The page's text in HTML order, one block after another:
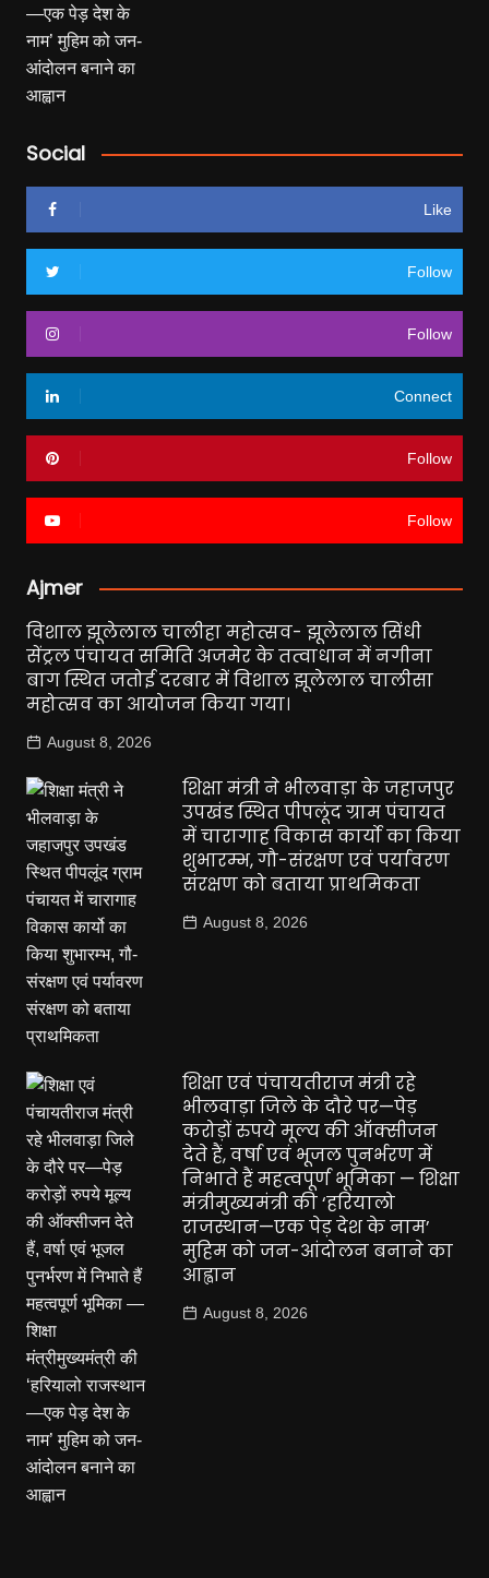
Social
Like
Follow
Follow
Connect
Follow
Follow
Ajmer
विशाल झूलेलाल चालीहा महोत्सव- झूलेलाल सिंधी
सेंट्रल पंचायत समिति अजमेर के तत्वाधान में नगीना
बाग स्थित जतोई दरबार में विशाल झूलेलाल चालीसा
महोत्सव का आयोजन किया गया।
August 8, 2026
शिक्षा मंत्री ने भीलवाड़ा के जहाजपुर
उपखंड स्थित पीपलूंद ग्राम पंचायत
में चारागाह विकास कार्यो का किया
शुभारम्भ, गौ-संरक्षण एवं पर्यावरण
संरक्षण को बताया प्राथमिकता
August 8, 2026
शिक्षा एवं पंचायतीराज मंत्री रहे
भीलवाड़ा जिले के दौरे पर—पेड़
करोड़ों रुपये मूल्य की ऑक्सीजन
देते हैं, वर्षा एवं भूजल पुनर्भरण में
निभाते हैं महत्वपूर्ण भूमिका — शिक्षा
मंत्रीमुख्यमंत्री की ‘हरियालो
राजस्थान—एक पेड़ देश के नाम’
मुहिम को जन-आंदोलन बनाने का
आह्वान
August 8, 2026